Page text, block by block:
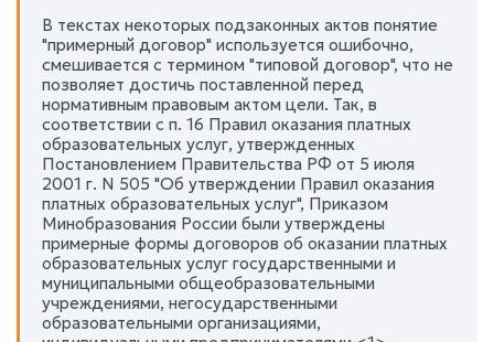
В текстах некоторых подзаконных актов понятие
"примерный договор" используется ошибочно,
смешивается с термином "типовой договор", что не
позволяет достичь поставленной перед
нормативным правовым актом цели. Так, в
соответствии с п. 16 Правил оказания платных
образовательных услуг, утвержденных
Постановлением Правительства РФ от 5 июля
2001 г. N 505 "Об утверждении Правил оказания
платных образовательных услуг", Приказом
Минобразования России были утверждены
примерные формы договоров об оказании платных
образовательных услуг государственными и
муниципальными общеобразовательными
учреждениями, негосударственными
образовательными организациями,